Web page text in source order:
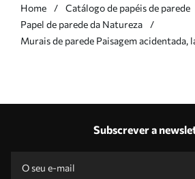
Home
Catálogo de papéis de parede
Papel de parede da Natureza
Murais de parede Paisagem acidentada,
colinas e montanhas sob um céu
Subscrever a